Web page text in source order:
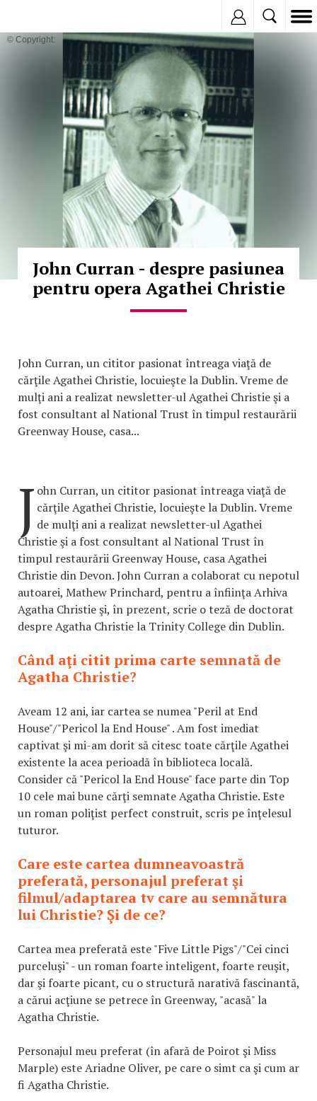
© Copyright:
John Curran - despre pasiunea
pentru opera Agathei Christie
John Curran, un cititor pasionat întreaga viaţă de
cărţile Agathei Christie, locuieşte la Dublin. Vreme de
mulţi ani a realizat newsletter-ul Agathei Christie şi a
fost consultant al National Trust în timpul restaurării
Greenway House, casa...
J ohn Curran, un cititor pasionat întreaga viaţă de
cărţile Agathei Christie, locuieşte la Dublin. Vreme
de mulţi ani a realizat newsletter-ul Agathei
Christie şi a fost consultant al National Trust în
timpul restaurării Greenway House, casa Agathei
Christie din Devon. John Curran a colaborat cu nepotul
autoarei, Mathew Princhard, pentru a înfiinţa Arhiva
Agatha Christie şi, în prezent, scrie o teză de doctorat
despre Agatha Christie la Trinity College din Dublin.
Când aţi citit prima carte semnată de
Agatha Christie?
Aveam 12 ani, iar cartea se numea "Peril at End
House"/"Pericol la End House" . Am fost imediat
captivat şi mi-am dorit să citesc toate cărţile Agathei
existente la acea perioadă în biblioteca locală.
Consider că "Pericol la End House" face parte din Top
10 cele mai bune cărţi semnate Agatha Christie. Este
un roman poliţist perfect construit, scris pe înţelesul
tuturor.
Care este cartea dumneavoastră
preferată, personajul preferat şi
filmul/adaptarea tv care au semnătura
lui Christie? Şi de ce?
Cartea mea preferată este "Five Little Pigs"/"Cei cinci
purceluşi" - un roman foarte inteligent, foarte reuşit,
dar şi foarte picant, cu o structură narativă fascinantă,
a cărui acţiune se petrece în Greenway, "acasă" la
Agatha Christie.
Personajul meu preferat (în afară de Poirot şi Miss
Marple) este Ariadne Oliver, pe care o simt ca şi cum ar
fi Agatha Christie.